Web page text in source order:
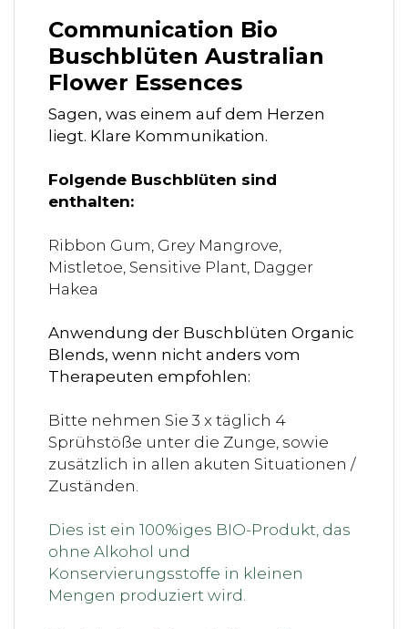
Communication Bio
Buschblüten Australian
Flower Essences
Sagen, was einem auf dem Herzen
liegt. Klare Kommunikation.
Folgende Buschblüten sind
enthalten:
Ribbon Gum, Grey Mangrove,
Mistletoe, Sensitive Plant, Dagger
Hakea
Anwendung der Buschblüten Organic
Blends, wenn nicht anders vom
Therapeuten empfohlen:
Bitte nehmen Sie 3 x täglich 4
Sprühstöße unter die Zunge, sowie
zusätzlich in allen akuten Situationen /
Zuständen.
Dies ist ein 100%iges BIO-Produkt, das
ohne Alkohol und
Konservierungsstoffe in kleinen
Mengen produziert wird.